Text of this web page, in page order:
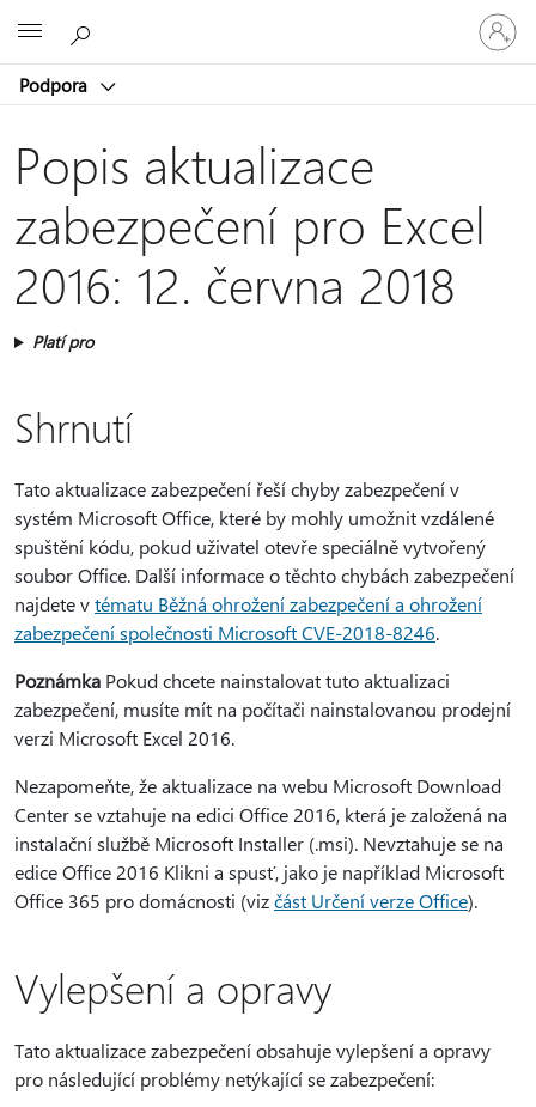
Podpora
Přihlaste
se
ke
účtu
Popis aktualizace
zabezpečení pro Excel
2016: 12. června 2018
Platí pro
Shrnutí
Tato aktualizace zabezpečení řeší chyby zabezpečení v
systém Microsoft Office, které by mohly umožnit vzdálené
spuštění kódu, pokud uživatel otevře speciálně vytvořený
soubor Office. Další informace o těchto chybách zabezpečení
najdete vtématu Běžná ohrožení zabezpečení a ohrožení
zabezpečení společnosti Microsoft CVE-2018-8246.
Poznámka Pokud chcete nainstalovat tuto aktualizaci
zabezpečení, musíte mít na počítači nainstalovanou prodejní
verzi Microsoft Excel 2016.
Nezapomeňte, že aktualizace na webu Microsoft Download
Center se vztahuje na edici Office 2016, která je založená na
instalační službě Microsoft Installer (.msi). Nevztahuje se na
edice Office 2016 Klikni a spusť, jako je například Microsoft
Office 365 pro domácnosti (vizčást Určení verze Office).
Vylepšení a opravy
Tato aktualizace zabezpečení obsahuje vylepšení a opravy
pro následující problémy netýkající se zabezpečení: